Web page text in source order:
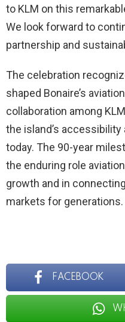
to KLM on this
We look forward to
partnership and
The celebration
shaped Bonaire’s
collaboration among
the island’s
today. The 90-year
the enduring role
growth and in
markets for generations.
FACEBOOK